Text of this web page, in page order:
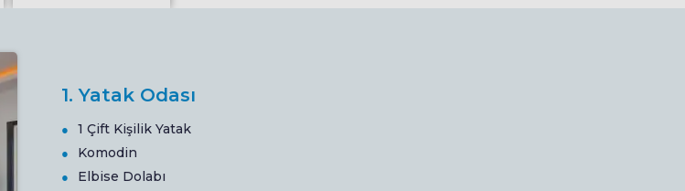
1. Yatak Odası
1 Çift Kişilik Yatak
Komodin
Elbise Dolabı